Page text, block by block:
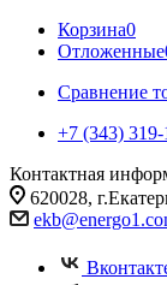
Корзина0
Отложенные
Сравнение
+7 (343)
Контактная
620028,